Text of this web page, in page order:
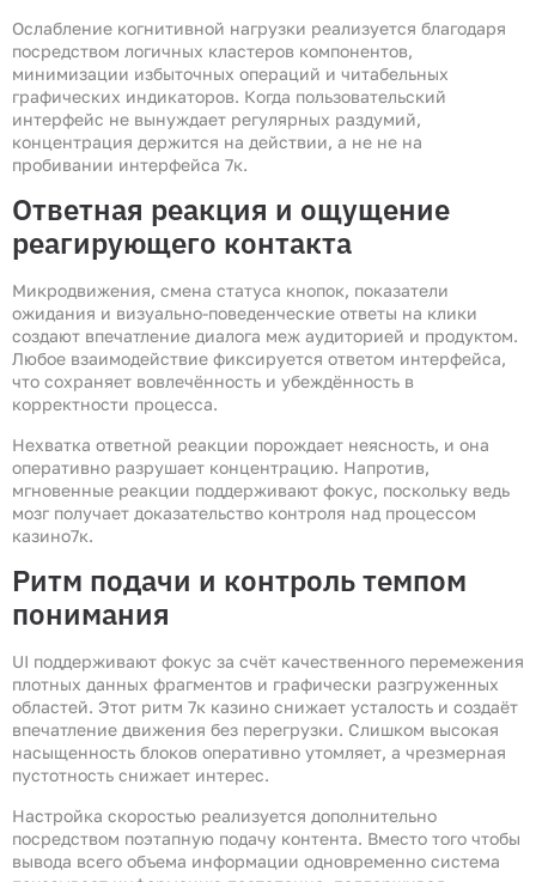
Ослабление когнитивной нагрузки реализуется благодаря
посредством логичных кластеров компонентов,
минимизации избыточных операций и читабельных
графических индикаторов. Когда пользовательский
интерфейс не вынуждает регулярных раздумий,
концентрация держится на действии, а не не на
пробивании интерфейса 7к.
Ответная реакция и ощущение
реагирующего контакта
Микродвижения, смена статуса кнопок, показатели
ожидания и визуально-поведенческие ответы на клики
создают впечатление диалога меж аудиторией и продуктом.
Любое взаимодействие фиксируется ответом интерфейса,
что сохраняет вовлечённость и убеждённость в
корректности процесса.
Нехватка ответной реакции порождает неясность, и она
оперативно разрушает концентрацию. Напротив,
мгновенные реакции поддерживают фокус, поскольку ведь
мозг получает доказательство контроля над процессом
казино7к.
Ритм подачи и контроль темпом
понимания
UI поддерживают фокус за счёт качественного перемежения
плотных данных фрагментов и графически разгруженных
областей. Этот ритм 7к казино снижает усталость и создаёт
впечатление движения без перегрузки. Слишком высокая
насыщенность блоков оперативно утомляет, а чрезмерная
пустотность снижает интерес.
Настройка скоростью реализуется дополнительно
посредством поэтапную подачу контента. Вместо того чтобы
вывода всего объема информации одновременно система